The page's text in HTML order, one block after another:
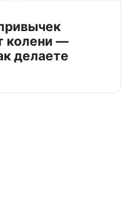
колени —
делаете